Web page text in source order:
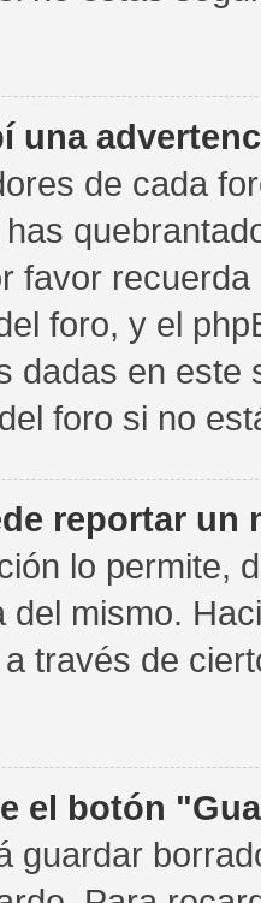
una
de cada
favor
foro, y el
dadas en este
foro si no
reportar un
lo permite,
del mismo.
través de
el botón
guardar